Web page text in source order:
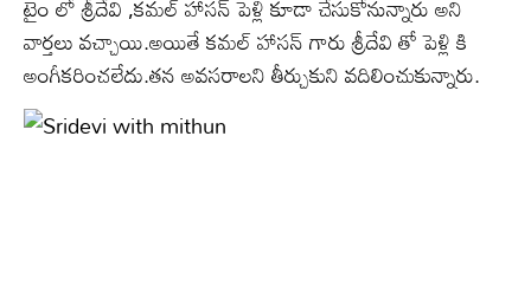
వార్తలు వచ్చాయి.అయితే కమల్ హాసన్ గారు శ్రీదేవి తో పెళ్లి కి
అంగీకరించలేదు.తన అవసరాలని తీర్చుకుని వదిలించుకున్నారు.